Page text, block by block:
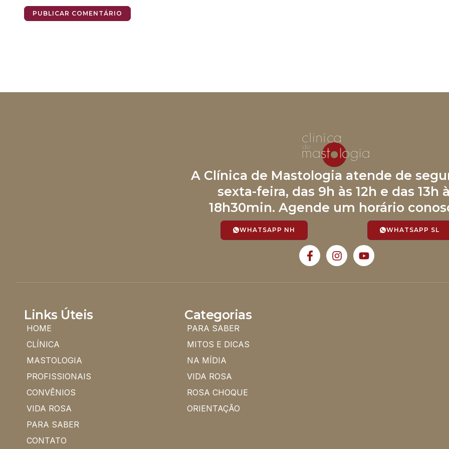
A Clínica de Mastologia atende de
sexta-feira, das 9h às 12h e das 13h
18h30min. Agende um horário
WHATSAPP NH WHATSAPP SL
Links Úteis
HOME
CLÍNICA
MASTOLOGIA
PROFISSIONAIS
CONVÊNIOS
VIDA ROSA
PARA SABER
CONTATO
Categorias
PARA SABER
MITOS E DICAS
NA MÍDIA
VIDA ROSA
ROSA CHOQUE
ORIENTAÇÃO